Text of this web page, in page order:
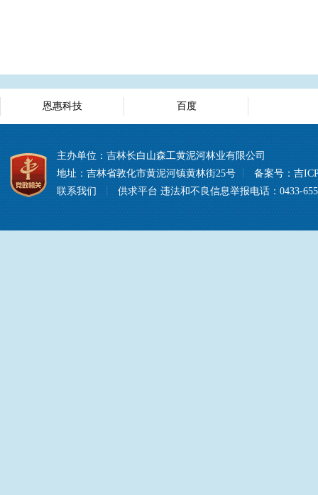
恩惠科技 百度
主办单位：吉林长白山森工黄泥河林业有限公司
地址：吉林省敦化市黄泥河镇黄林街25号
备案号： 吉
联系我们
供求平台 违法和不良信息举报电话：0433-